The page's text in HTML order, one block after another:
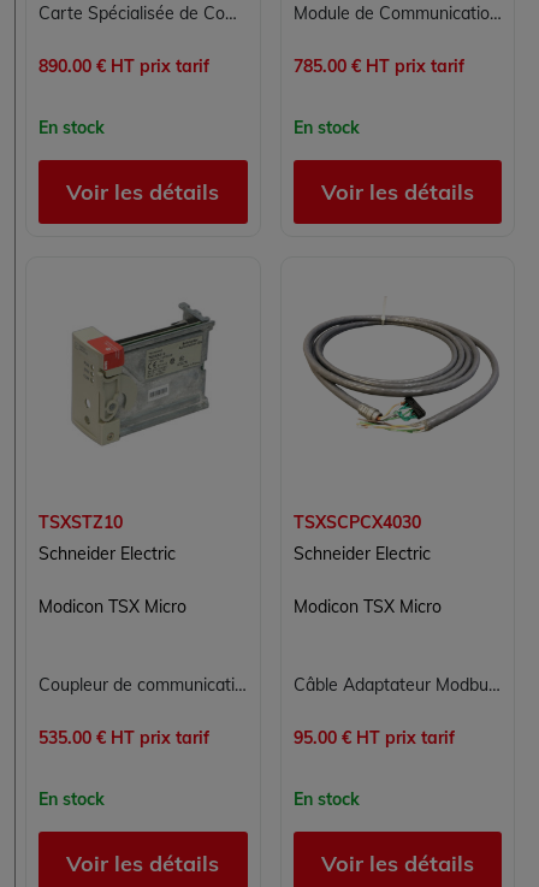
Carte Spécialisée de Comptage et Positionnement TSXCTZ2AA SCHNEIDER ELECTRIC
890.00 € HT prix tarif
En stock
Voir les détails
Module de Communication Réseau SCHNEIDER ELECTRIC TSXETZ510
785.00 € HT prix tarif
En stock
Voir les détails
TSXSTZ10
Schneider Electric
Modicon TSX Micro
Coupleur de communication réseau TSXSTZ10 Schneider Electric pour Contrôle Commande
535.00 € HT prix tarif
En stock
Voir les détails
TSXSCPCX4030
Schneider Electric
Modicon TSX Micro
Câble Adaptateur Modbus Schneider Electric TSXSCPCX4030 pour TSX Micro
95.00 € HT prix tarif
En stock
Voir les détails